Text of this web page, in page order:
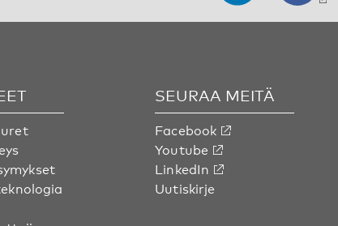
SEURAA MEITÄ
Facebook
Youtube
LinkedIn
Uutiskirje